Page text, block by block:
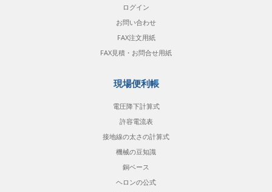
ログイン
お問い合わせ
FAX注文用紙
FAX見積・お問合せ用紙
現場便利帳
電圧降下計算式
許容電流表
接地線の太さの計算式
機械の豆知識
銅ベース
ヘロンの公式